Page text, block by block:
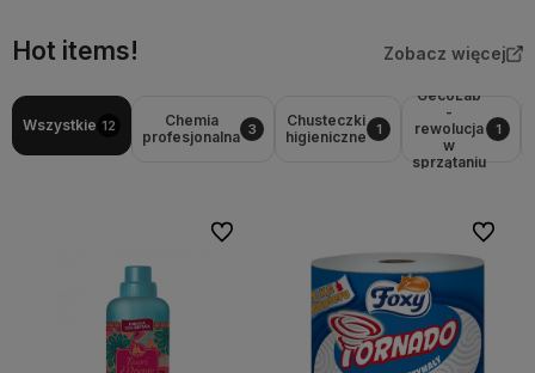
Hot items! Zobacz więcej
Wszystkie 12
Chemia
profesjonalna 3
Chusteczki
higieniczne
1
GecoLab
-
rewolucja
w
sprzątaniu
1
Do ulubionych Do